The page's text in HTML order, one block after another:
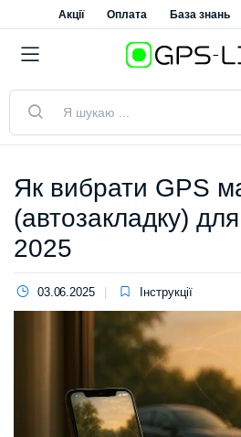
Акції Оплата База знань
Як вибрати GPS
(автозакладку)
2025
03.06.2025 Інструкції